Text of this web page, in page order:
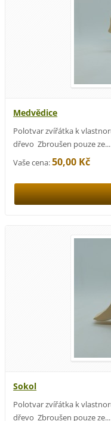
Medvědice
Polotvar zvířátka k
dřevo Zbroušen pouze ze...
Vaše cena:50,00 Kč
Sokol
Polotvar zvířátka k
dřevo Zbroušen pouze ze...